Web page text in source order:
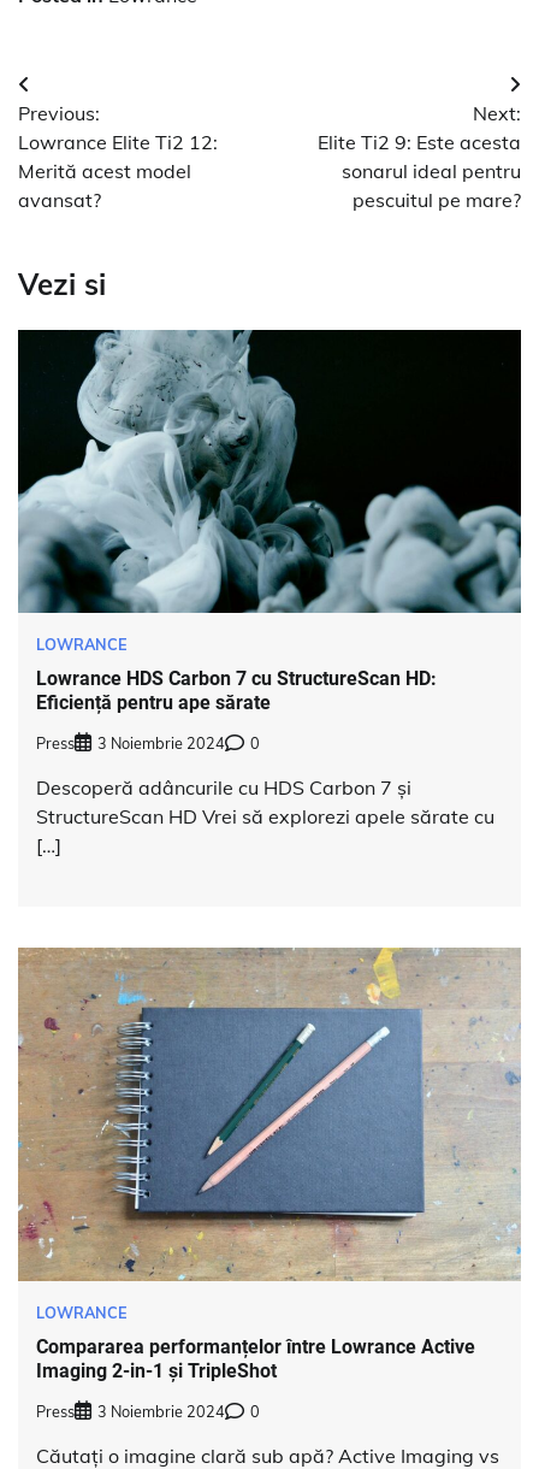
Navigare
în
articole
Previous:
Lowrance Elite Ti2 12:
Merită acest model
avansat?
Next:
Elite Ti2 9: Este acesta
sonarul ideal pentru
pescuitul pe mare?
Vezi si
LOWRANCE
Lowrance HDS Carbon 7 cu StructureScan HD:
Eficiență pentru ape sărate
Press 3 Noiembrie 2024 0
Descoperă adâncurile cu HDS Carbon 7 și
StructureScan HD Vrei să explorezi apele sărate cu
[…]
LOWRANCE
Compararea performanțelor între Lowrance Active
Imaging 2-in-1 și TripleShot
Press 3 Noiembrie 2024 0
Căutați o imagine clară sub apă? Active Imaging vs